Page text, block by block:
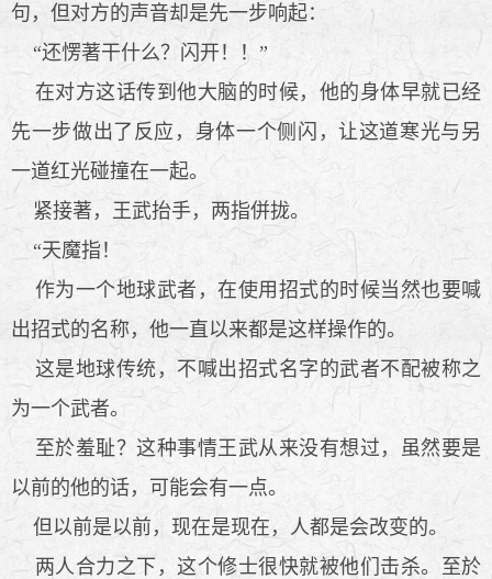
句，但对方的声音却是先一步响起：
“还愣著干什么？闪开！！”
在对方这话传到他大脑的时候，他的身体早就已经
先一步做出了反应，身体一个侧闪，让这道寒光与另
一道红光碰撞在一起。
紧接著，王武抬手，两指併拢。
“天魔指！
作为一个地球武者，在使用招式的时候当然也要喊
出招式的名称，他一直以来都是这样操作的。
这是地球传统，不喊出招式名字的武者不配被称之
为一个武者。
至於羞耻？这种事情王武从来没有想过，虽然要是
以前的他的话，可能会有一点。
但以前是以前，现在是现在，人都是会改变的。
两人合力之下，这个修士很快就被他们击杀。至於